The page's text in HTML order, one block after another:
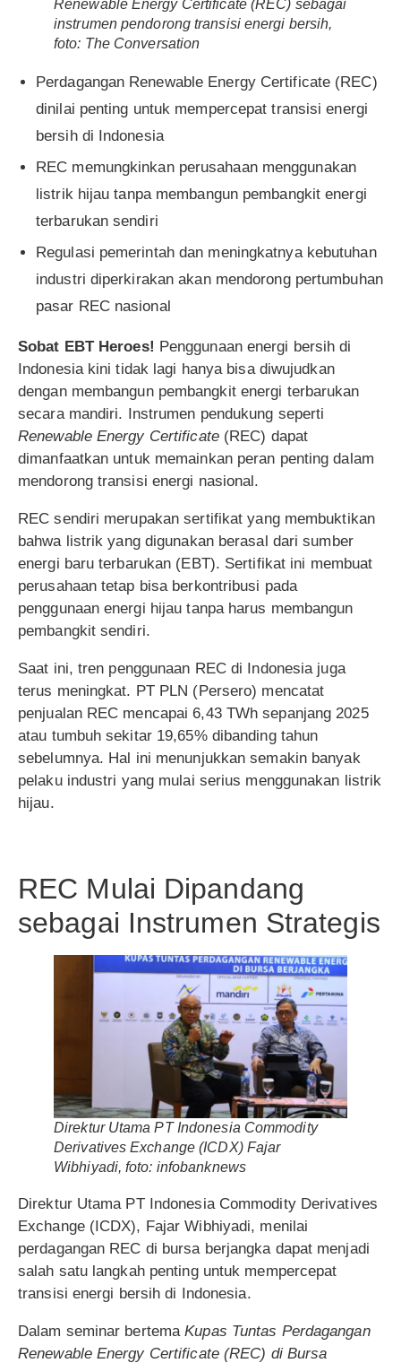
Renewable Energy Certificate (REC) sebagai
instrumen pendorong transisi energi bersih,
foto: The Conversation
Perdagangan Renewable Energy Certificate (REC)
dinilai penting untuk mempercepat transisi energi
bersih di Indonesia
REC memungkinkan perusahaan menggunakan
listrik hijau tanpa membangun pembangkit energi
terbarukan sendiri
Regulasi pemerintah dan meningkatnya kebutuhan
industri diperkirakan akan mendorong pertumbuhan
pasar REC nasional
Sobat EBT Heroes! Penggunaan energi bersih di
Indonesia kini tidak lagi hanya bisa diwujudkan
dengan membangun pembangkit energi terbarukan
secara mandiri. Instrumen pendukung seperti
Renewable Energy Certificate(REC) dapat
dimanfaatkan untuk memainkan peran penting dalam
mendorong transisi energi nasional.
REC sendiri merupakan sertifikat yang membuktikan
bahwa listrik yang digunakan berasal dari sumber
energi baru terbarukan (EBT). Sertifikat ini membuat
perusahaan tetap bisa berkontribusi pada
penggunaan energi hijau tanpa harus membangun
pembangkit sendiri.
Saat ini, tren penggunaan REC di Indonesia juga
terus meningkat. PT PLN (Persero) mencatat
penjualan REC mencapai 6,43 TWh sepanjang 2025
atau tumbuh sekitar 19,65% dibanding tahun
sebelumnya. Hal ini menunjukkan semakin banyak
pelaku industri yang mulai serius menggunakan listrik
hijau.
REC Mulai Dipandang
sebagai Instrumen Strategis
Direktur Utama PT Indonesia Commodity
Derivatives Exchange (ICDX) Fajar
Wibhiyadi, foto: infobanknews
Direktur Utama PT Indonesia Commodity Derivatives
Exchange (ICDX), Fajar Wibhiyadi, menilai
perdagangan REC di bursa berjangka dapat menjadi
salah satu langkah penting untuk mempercepat
transisi energi bersih di Indonesia.
Dalam seminar bertemaKupas Tuntas Perdagangan
Renewable Energy Certificate (REC) di Bursa